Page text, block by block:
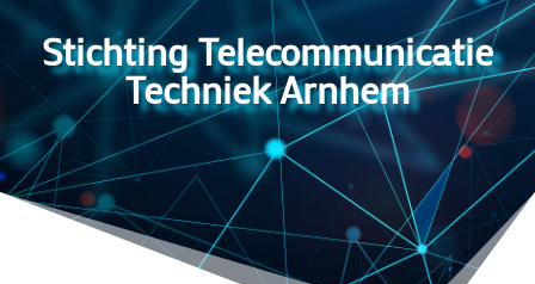
Stichting Telecommunicatie
Techniek Arnhem